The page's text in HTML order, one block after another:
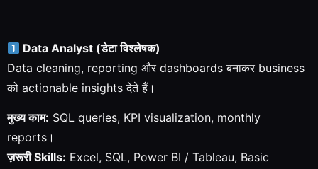
Data Analyst (डेटा विश्लेषक)
Data cleaning, reporting और dashboards बनाकर business
को actionable insights देते हैं।
मुख्य काम: SQL queries, KPI visualization, monthly
reports।
ज़रूरी Skills: Excel, SQL, Power BI / Tableau, Basic